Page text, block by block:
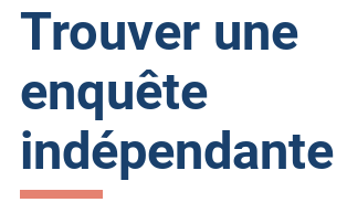
Trouver une
enquête
indépendante